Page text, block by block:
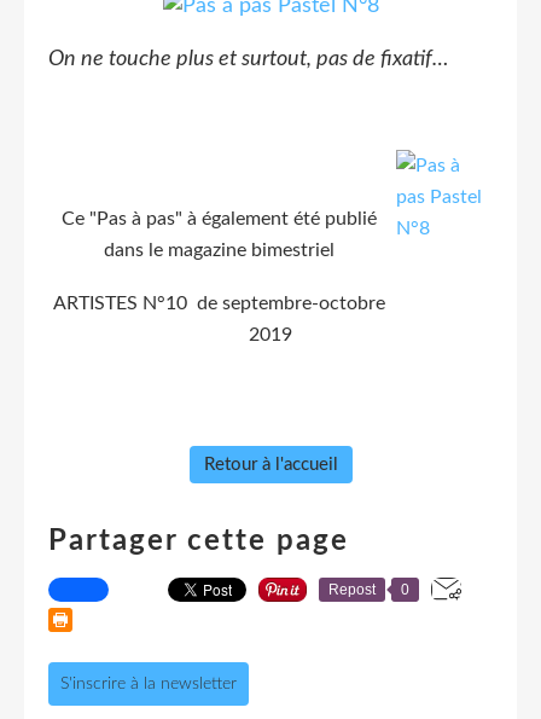
On ne touche plus et surtout, pas de fixatif…
Ce "Pas à pas" à également été publié
dans le magazine bimestriel
ARTISTES N°10 de septembre-octobre
2019
Retour à l'accueil
Partager cette page
Repost 0
S'inscrire à la newsletter